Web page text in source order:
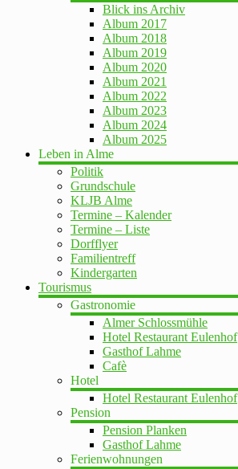
Blick ins Archiv
Album 2017
Album 2018
Album 2019
Album 2020
Album 2021
Album 2022
Album 2023
Album 2024
Album 2025
Leben in Alme
Politik
Grundschule
KLJB Alme
Termine – Kalender
Termine – Liste
Dorfflyer
Familientreff
Kindergarten
Tourismus
Gastronomie
Almer Schlossmühle
Hotel Restaurant Eulenhof
Gasthof Lahme
Cafè
Hotel
Hotel Restaurant Eulenhof
Pension
Pension Planken
Gasthof Lahme
Ferienwohnungen